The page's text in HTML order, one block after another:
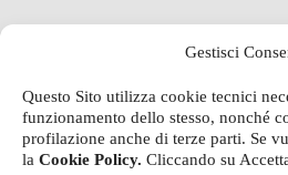
Gestisci
Questo Sito utilizza cookie tecnici
funzionamento dello stesso, nonché
profilazione anche di terze parti. Se
la Cookie Policy. Cliccando su
Privacy Policy
Cookie Policy